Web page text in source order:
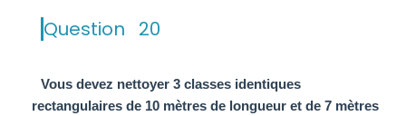
Question 20
Vous devez nettoyer 3 classes identiques
rectangulaires de 10 mètres de longueur et de 7 mètres